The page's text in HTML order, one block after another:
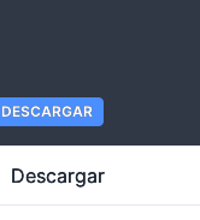
DESCARGAR
Descargar